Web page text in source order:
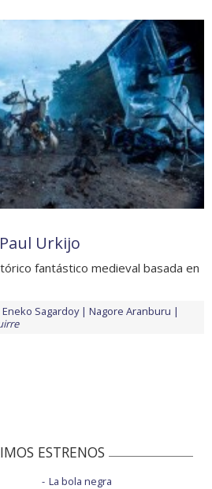
Urkijo
fantástico medieval basada en
Eneko Sagardoy
Nagore Aranburu
ESTRENOS
La bola negra